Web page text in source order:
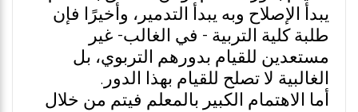
يبدأ الإصلاح وبه يبدأ التدمير، وأخيرًا فإن
طلبة كلية التربية - في الغالب- غير
مستعدين للقيام بدورهم التربوي، بل
الغالبية لا تصلح للقيام بهذا الدور.
أما الاهتمام الكبير بالمعلم فيتم من خلال